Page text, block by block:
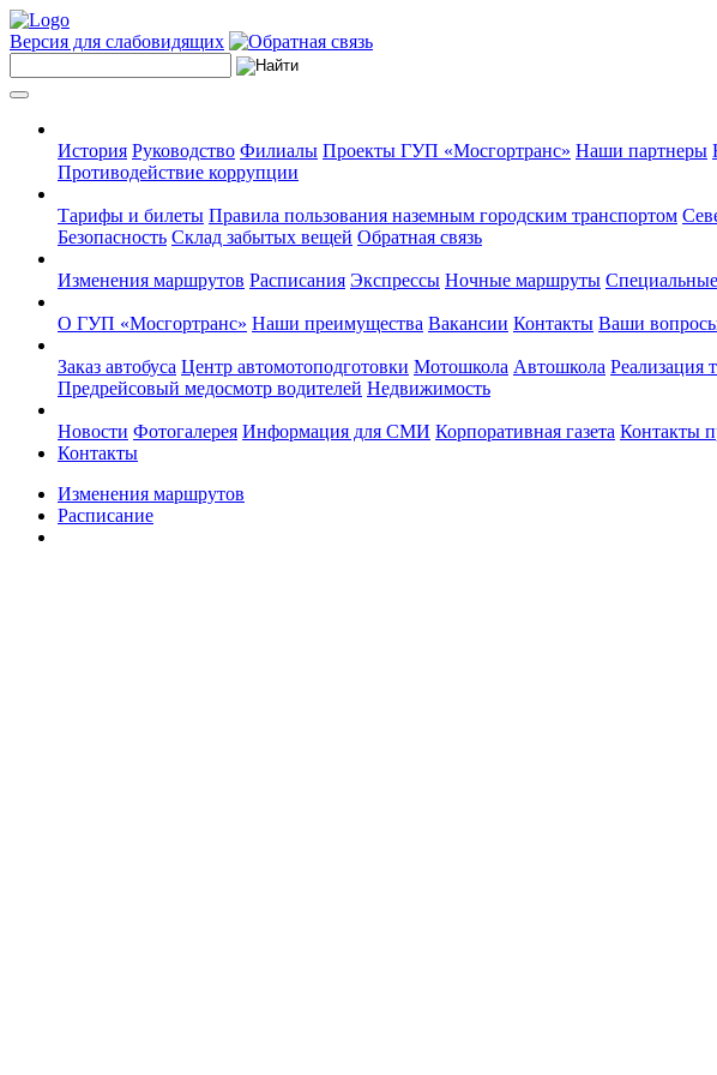
Версия для слабовидящих
История Руководство Филиалы Проекты ГУП «Мосгортранс» Наши партнеры
Противодействие коррупции
Тарифы и билеты Правила пользования наземным городским транспортом
Безопасность Склад забытых вещей Обратная связь
Изменения маршрутов Расписания Экспрессы Ночные маршруты
О ГУП «Мосгортранс» Наши преимущества Вакансии Контакты Ваши
Заказ автобуса Центр автомотоподготовки Мотошкола Автошкола Реализация
Предрейсовый медосмотр водителей Недвижимость
Новости Фотогалерея Информация для СМИ Корпоративная газета Контакты
Контакты
Изменения маршрутов
Расписание